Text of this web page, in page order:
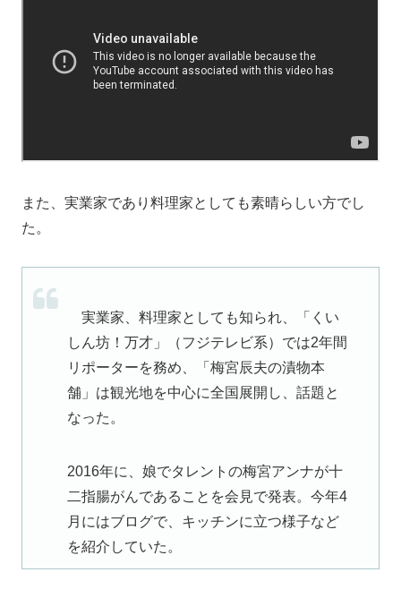
また、実業家であり料理家としても素晴らしい方でし
た。
実業家、料理家としても知られ、「くい
しん坊！万才」（フジテレビ系）では2年間
リポーターを務め、「梅宮辰夫の漬物本
舗」は観光地を中心に全国展開し、話題と
なった。
2016年に、娘でタレントの梅宮アンナが十
二指腸がんであることを会見で発表。今年4
月にはブログで、キッチンに立つ様子など
を紹介していた。